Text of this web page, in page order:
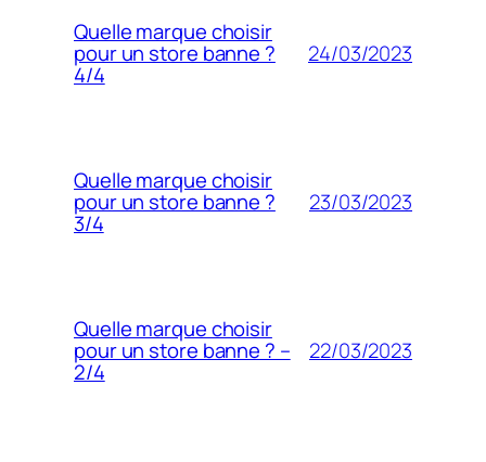
Quelle marque choisir
pour un store banne ?
4/4
24/03/2023
Quelle marque choisir
pour un store banne ?
3/4
23/03/2023
Quelle marque choisir
pour un store banne ? –
2/4
22/03/2023